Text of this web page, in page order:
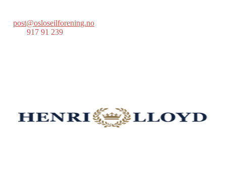
post@osloseilforening.no
917 91 239